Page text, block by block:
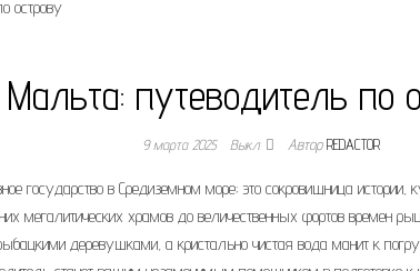
острову
Мальта: путеводитель по
9 марта 2025 Выкл. АвторREDACTOR
государство в Средиземном море; это сокровищница
мегалитических храмов до величественных фортов времен
деревушками, а кристально чистая вода манит к